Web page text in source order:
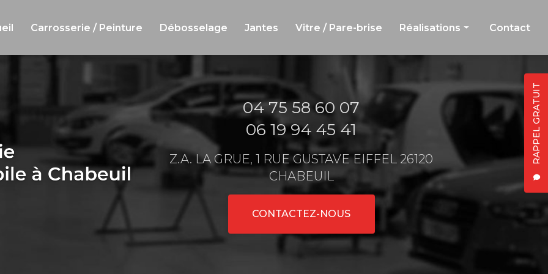
RAPPEL GRATUIT
Carrosserie / Peinture Débosselage Jantes Vitre / Pare-brise Réalisations
Jante et débosselage
Vitre et pare-brise
Contact
04 75 58 60 07
06 19 94 45 41
Z.A. LA GRUE, 1 RUE GUSTAVE EIFFEL 26120
CHABEUIL
CONTACTEZ-NOUS